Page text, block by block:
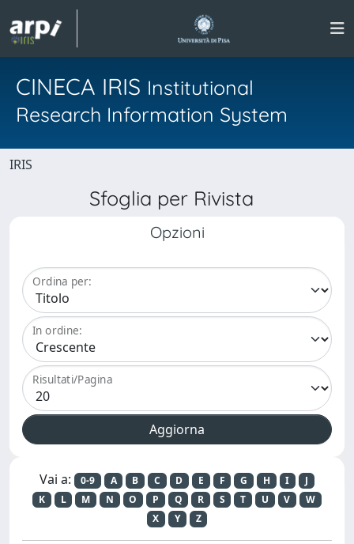
CINECA IRIS Institutional
Research Information System
IRIS
Sfoglia per Rivista
Opzioni
Ordina per:
In ordine:
Risultati/Pagina
Vai a: 0-9 A B C D E F G H I
J
K
L M N O P Q R S T U V
W
X
Y Z